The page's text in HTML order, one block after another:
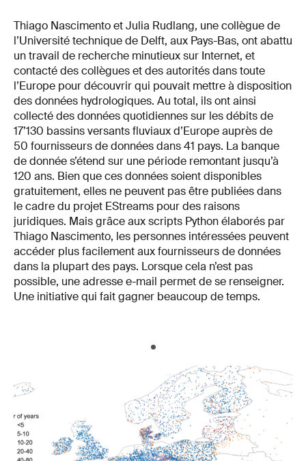
Thiago Nascimento et Julia Rudlang, une collègue de
l’Université technique de Delft, aux Pays-Bas, ont abattu
un travail de recherche minutieux sur Internet, et
contacté des collègues et des autorités dans toute
l’Europe pour découvrir qui pouvait mettre à disposition
des données hydrologiques. Au total, ils ont ainsi
collecté des données quotidiennes sur les débits de
17’130 bassins versants fluviaux d’Europe auprès de
50 fournisseurs de données dans 41 pays. La banque
de donnée s’étend sur une période remontant jusqu’à
120 ans. Bien que ces données soient disponibles
gratuitement, elles ne peuvent pas être publiées dans
le cadre du projet EStreams pour des raisons
juridiques. Mais grâce aux scripts Python élaborés par
Thiago Nascimento, les personnes intéressées peuvent
accéder plus facilement aux fournisseurs de données
dans la plupart des pays. Lorsque cela n’est pas
possible, une adresse e-mail permet de se renseigner.
Une initiative qui fait gagner beaucoup de temps.